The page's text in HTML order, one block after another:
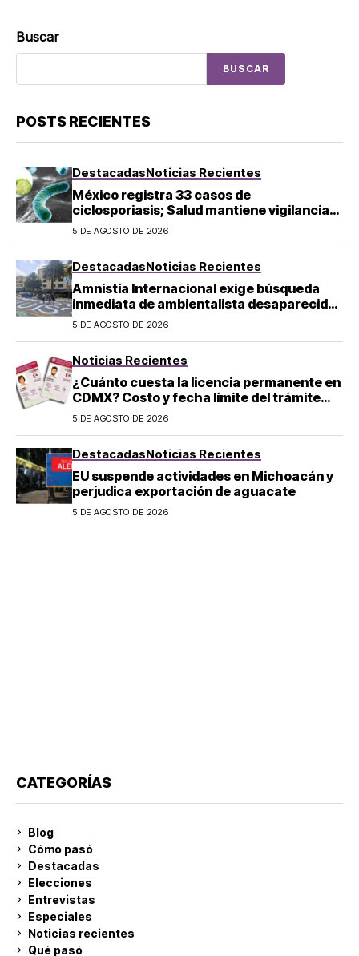
Buscar
BUSCAR
POSTS RECIENTES
DestacadasNoticias Recientes
México registra 33 casos de
ciclosporiasis; Salud mantiene vigilancia
epidemiológica
5 DE AGOSTO DE 2026
DestacadasNoticias Recientes
Amnistía Internacional exige búsqueda
inmediata de ambientalista desaparecido
en Michoacán
5 DE AGOSTO DE 2026
Noticias Recientes
¿Cuánto cuesta la licencia permanente en
CDMX? Costo y fecha límite del trámite
2026
5 DE AGOSTO DE 2026
DestacadasNoticias Recientes
EU suspende actividades en Michoacán y
perjudica exportación de aguacate
5 DE AGOSTO DE 2026
CATEGORÍAS
Blog
Cómo pasó
Destacadas
Elecciones
Entrevistas
Especiales
Noticias recientes
Qué pasó